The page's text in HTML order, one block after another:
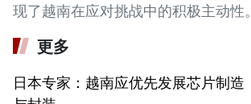
现了越南在应对挑战中的积极主动性。
更多
日本专家：越南应优先发展芯片制造